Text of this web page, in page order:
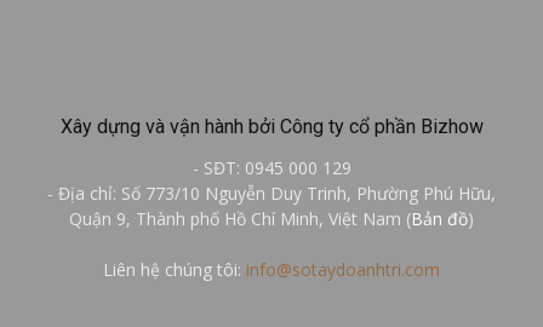
Xây dựng và vận hành bởi Công ty cổ phần Bizhow
- SĐT: 0945 000 129
- Địa chỉ: Số 773/10 Nguyễn Duy Trinh, Phường Phú Hữu,
Quận 9, Thành phố Hồ Chí Minh, Việt Nam (Bản đồ)
Liên hệ chúng tôi: info@sotaydoanhtri.com